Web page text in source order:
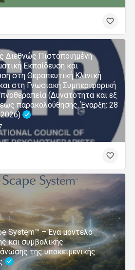
Διεθνώς Πιστοποιημένη
Εκπαίδευση και
στη Θεραπευτική Κλινική
στη Γνωσιακή Συμπεριφορική
(Δυνατότητα και εξ
παρακολούθησης, Έναρξη: 28
System™ – Ένα μοντέλο
και συμβολικής
της υποκειμενικής